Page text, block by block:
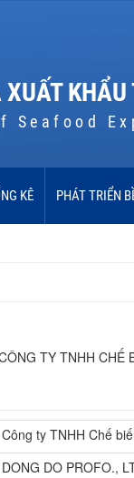
Seafood
KÊ PHÁT TRIỂN
TY TNHH CHẾ
Công ty TNHH Chế
DONG DO PROFO.,